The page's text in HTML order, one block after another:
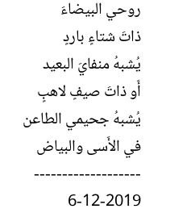
روحي البيضاءَ
ذاتَ شتاءٍ باردٍ
يُشبهُ منفايَ البعيد
أَو ذاتَ صيفٍ لاهبٍ
يُشبهُ جحيمي الطاعن
في الأَسى والبياض
-------------------
6-12-2019